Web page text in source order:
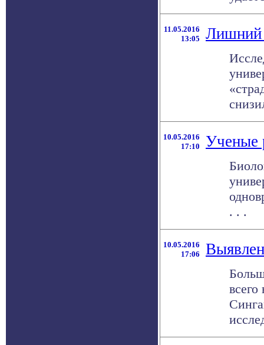
11.05.2016
13:05
Лишний
10.05.2016
17:10
Ученые
. . .
10.05.2016
17:06